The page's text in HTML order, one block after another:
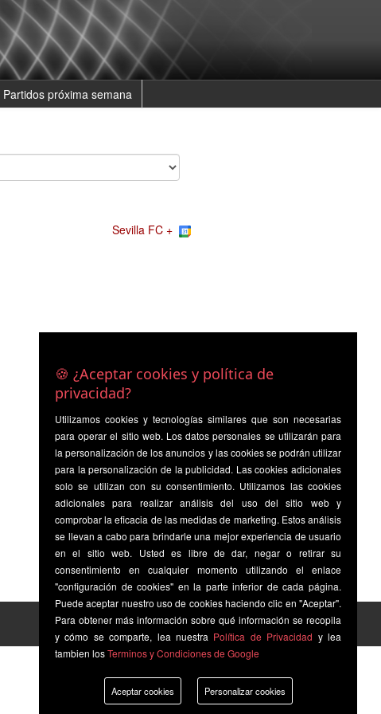
Partidos próxima semana
Sevilla FC +
🍪 ¿Aceptar cookies y política de
privacidad?
Utilizamos cookies y tecnologías similares que son necesarias
para operar el sitio web. Los datos personales se utilizarán para
la personalización de los anuncios y las cookies se podrán utilizar
para la personalización de la publicidad. Las cookies adicionales
solo se utilizan con su consentimiento. Utilizamos las cookies
adicionales para realizar análisis del uso del sitio web y
comprobar la eficacia de las medidas de marketing. Estos análisis
se llevan a cabo para brindarle una mejor experiencia de usuario
en el sitio web. Usted es libre de dar, negar o retirar su
consentimiento en cualquier momento utilizando el enlace
"configuración de cookies" en la parte inferior de cada página.
Puede aceptar nuestro uso de cookies haciendo clic en "Aceptar".
Para obtener más información sobre qué información se recopila
y cómo se comparte, lea nuestra Política de Privacidad y lea
tambien losTerminos y Condiciones de Google
Aceptar cookies Personalizar cookies